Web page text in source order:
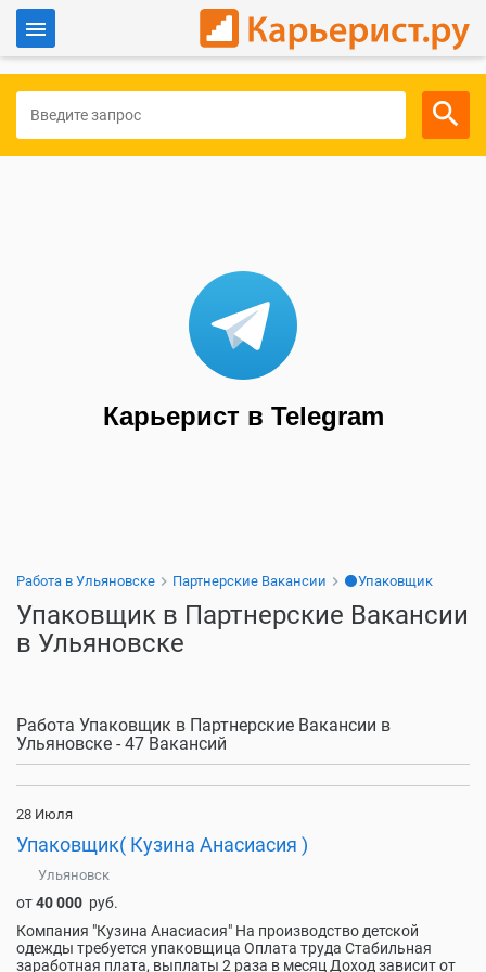
Для работодателей
Карьерист в Telegram
Работа в Ульяновске Партнерские Вакансии ⚫Упаковщик
Упаковщик в Партнерские Вакансии
в Ульяновске
Работа Упаковщик в Партнерские Вакансии в
Ульяновске - 47 Вакансий
28 Июля
Упаковщик( Кузина Анасиасия )
Ульяновск
от40 000 руб.
Компания "Кузина Анасиасия" На производство детской
одежды требуется упаковщица Оплата труда Стабильная
заработная плата, выплаты 2 раза в месяц Доход зависит от